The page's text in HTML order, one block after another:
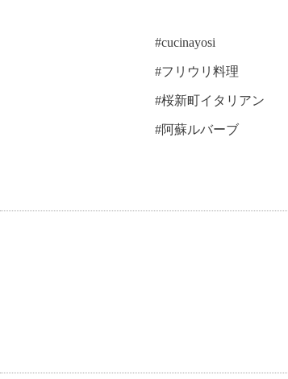
#cucinayosi
#フリウリ料理
#桜新町イタリアン
#阿蘇ルバーブ